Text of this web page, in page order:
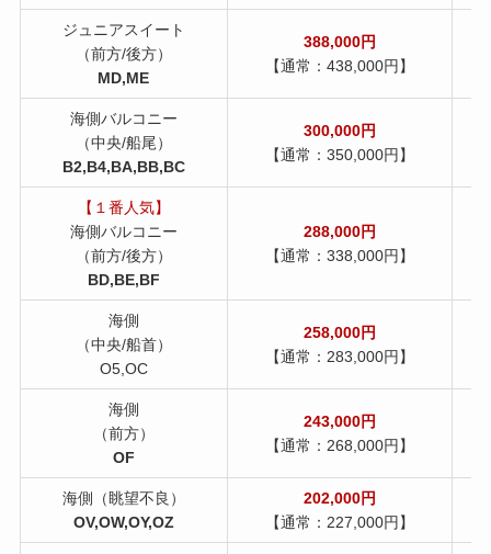
ジュニアスイート
（前方/後方）
MD,ME
388,000円
【通常：438,000円】
海側バルコニー
（中央/船尾）
B2,B4,BA,BB,BC
300,000円
【通常：350,000円】
【１番人気】
海側バルコニー
（前方/後方）
BD,BE,BF
288,000円
【通常：338,000円】
海側
（中央/船首）
O5,OC
258,000円
【通常：283,000円】
海側
（前方）
OF
243,000円
【通常：268,000円】
海側（眺望不良）
OV,OW,OY,OZ
202,000円
【通常：227,000円】